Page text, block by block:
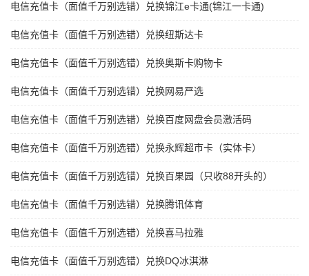
电信充值卡（面值千万别选错）兑换锦江e卡通(锦江一卡通)
电信充值卡（面值千万别选错）兑换纽斯达卡
电信充值卡（面值千万别选错）兑换奥斯卡购物卡
电信充值卡（面值千万别选错）兑换网易严选
电信充值卡（面值千万别选错）兑换百度网盘会员激活码
电信充值卡（面值千万别选错）兑换永辉超市卡（实体卡）
电信充值卡（面值千万别选错）兑换百果园（只收88开头的）
电信充值卡（面值千万别选错）兑换腾讯体育
电信充值卡（面值千万别选错）兑换喜马拉雅
电信充值卡（面值千万别选错）兑换DQ冰淇淋